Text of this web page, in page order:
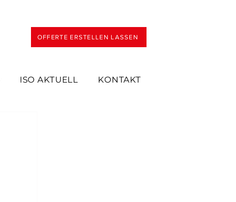
OFFERTE ERSTELLEN LASSEN
ISO AKTUELL KONTAKT